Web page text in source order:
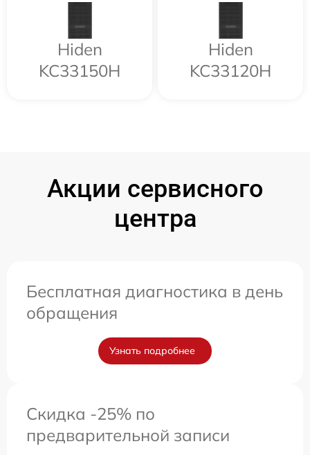
Hiden
KC33150H
Hiden
KC33120H
Акции сервисного
центра
Бесплатная диагностика в день
обращения
Узнать подробнее
Скидка -25% по
предварительной записи